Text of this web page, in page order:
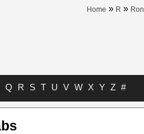
Home » R »
Q R S T U V W X Y Z #